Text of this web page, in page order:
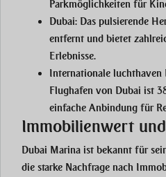
Parkmöglichkeiten für
Dubai: Das pulsierende
entfernt und bietet
Erlebnisse.
Internationale luchthaven
Flughafen von Dubai ist
einfache Anbindung für
Immobilienwert
Dubai Marina ist bekannt für
die starke Nachfrage nach